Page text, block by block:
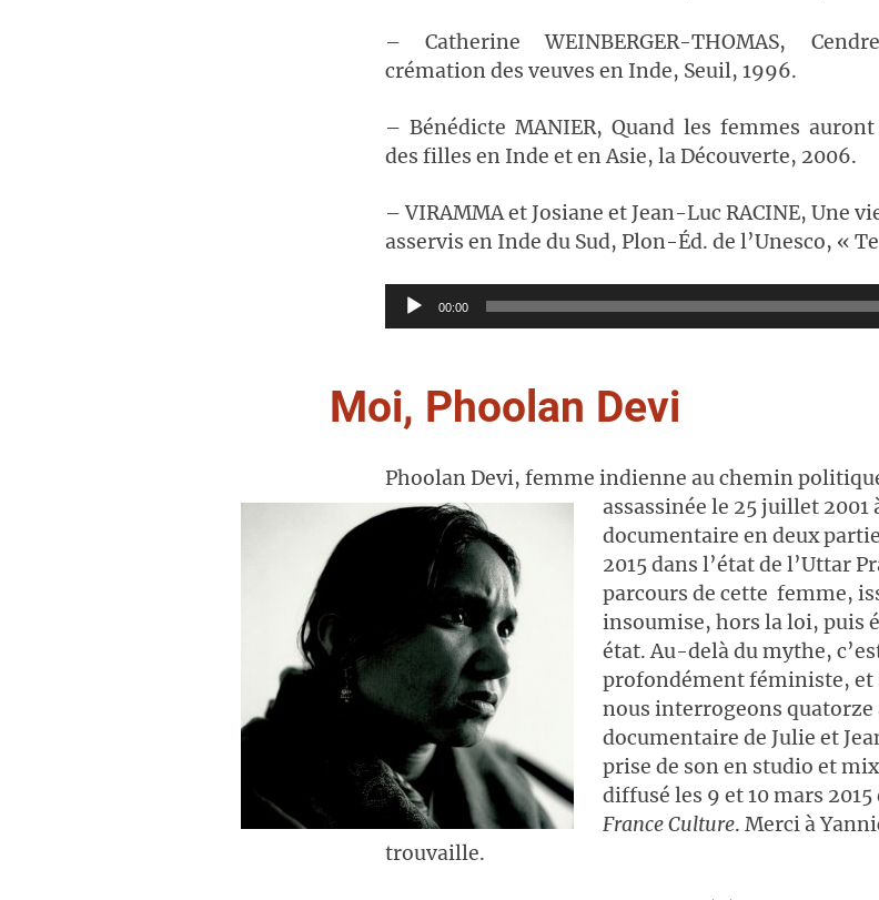
– Catherine WEINBERGER-THOMAS,
crémation des veuves en Inde, Seuil, 1996.
– Bénédicte MANIER, Quand les femmes
des filles en Inde et en Asie, la Découverte, 2006.
– VIRAMMA et Josiane et Jean-Luc RACINE, Une
asservis en Inde du Sud, Plon-Éd. de l’Unesco, «
Lecteur
audio
00:00
Moi, Phoolan Devi
Phoolan Devi, femme indienne au chemin
assassinée le 25 juillet 2001
documentaire en deux
2015 dans l’état de l’Uttar
parcours de cette femme,
insoumise, hors la loi, puis
état. Au-delà du mythe,
profondément féministe, et
nous interrogeons quatorze
documentaire de Julie et
prise de son en studio et
diffusé les 9 et 10 mars
France Culture. Merci à
trouvaille.